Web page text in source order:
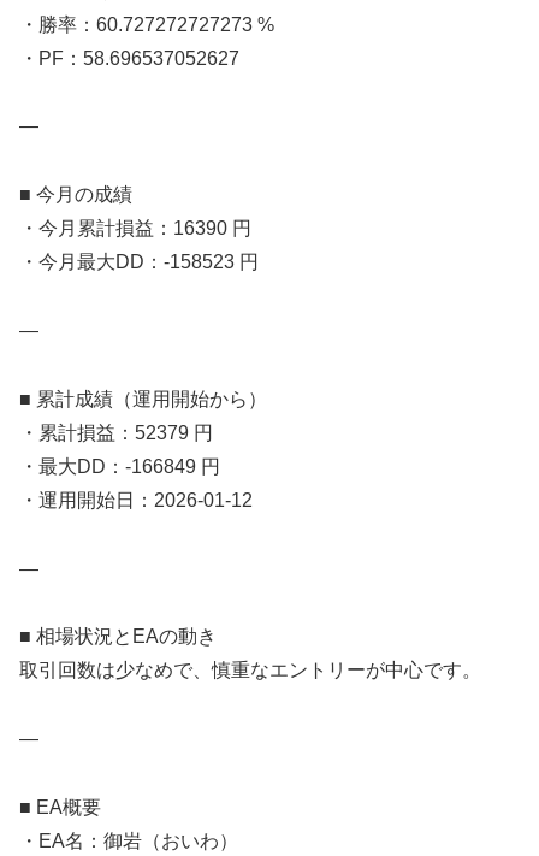
・勝率：60.727272727273 %
・PF：58.696537052627
—
■ 今月の成績
・今月累計損益：16390 円
・今月最大DD：-158523 円
—
■ 累計成績（運用開始から）
・累計損益：52379 円
・最大DD：-166849 円
・運用開始日：2026-01-12
—
■ 相場状況とEAの動き
取引回数は少なめで、慎重なエントリーが中心です。
—
■ EA概要
・EA名：御岩（おいわ）